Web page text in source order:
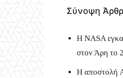
Σύνοψη
Η NASA
στον Άρη το
Η αποστολή